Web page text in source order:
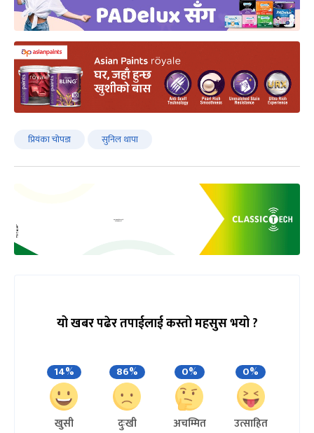
प्रियंका चोपडा सुनिल थापा
यो खबर पढेर तपाईलाई कस्तो महसुस भयो ?
14%
खुसी
86%
दुःखी
0%
अचम्मित
0%
उत्साहित